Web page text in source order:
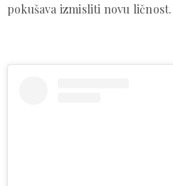
pokušava izmisliti novu